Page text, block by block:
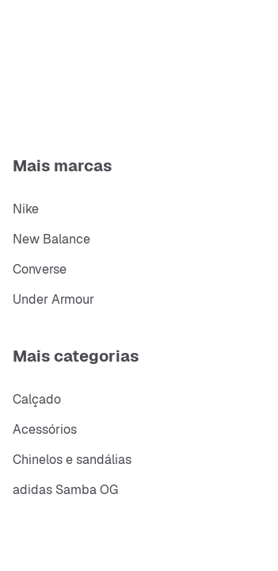
Mais marcas
Nike
New Balance
Converse
Under Armour
Mais categorias
Calçado
Acessórios
Chinelos e sandálias
adidas Samba OG